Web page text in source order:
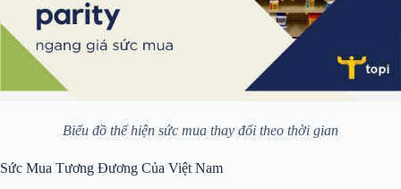
Biểu đồ thể hiện sức mua thay đổi theo thời gian
Sức Mua Tương Đương Của Việt Nam